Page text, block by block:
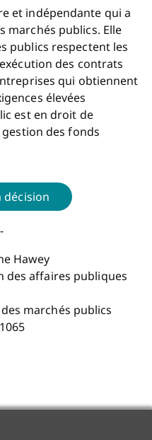
et indépendante qui a
marchés publics. Elle
publics respectent les
des contrats
qui obtiennent
élevées
est en droit de
gestion des fonds
décision
Hawey
publiques
publics